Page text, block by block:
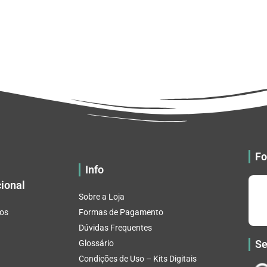
Info
Sobre a Loja
Formas de Pagamento
Dúvidas Frequentes
Glossário
Condições de Uso – Kits Digitais